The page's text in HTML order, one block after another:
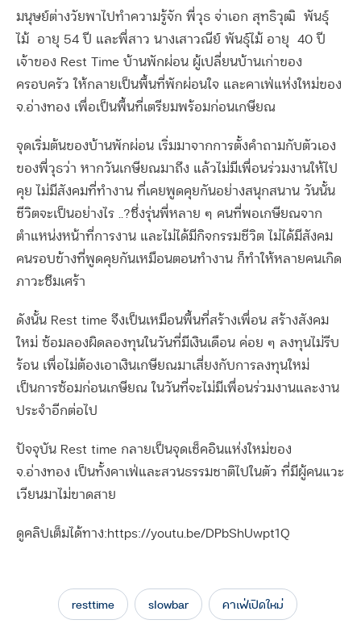
มนุษย์ต่างวัยพาไปทำความรู้จัก พี่วุธ จ่าเอก สุทธิวุฒิ พันธุ์
ไม้ อายุ 54 ปี และพี่สาว นางเสาวณีย์ พันธุ์ไม้ อายุ 40 ปี
เจ้าของ Rest Time บ้านพักผ่อน ผู้เปลี่ยนบ้านเก่าของ
ครอบครัว ให้กลายเป็นพื้นที่พักผ่อนใจ และคาเฟ่แห่งใหม่ของ
จ.อ่างทอง เพื่อเป็นพื้นที่เตรียมพร้อมก่อนเกษียณ
จุดเริ่มต้นของบ้านพักผ่อน เริ่มมาจากการตั้งคำถามกับตัวเอง
ของพี่วุธว่า หากวันเกษียณมาถึง แล้วไม่มีเพื่อนร่วมงานให้ไป
คุย ไม่มีสังคมที่ทำงาน ที่เคยพูดคุยกันอย่างสนุกสนาน วันนั้น
ชีวิตจะเป็นอย่างไร ..?ซึ่งรุ่นพี่หลาย ๆ คนที่พอเกษียณจาก
ตำแหน่งหน้าที่การงาน และไม่ได้มีกิจกรรมชีวิต ไม่ได้มีสังคม
คนรอบข้างที่พูดคุยกันเหมือนตอนทำงาน ก็ทำให้หลายคนเกิด
ภาวะซึมเศร้า
ดังนั้น Rest time จึงเป็นเหมือนพื้นที่สร้างเพื่อน สร้างสังคม
ใหม่ ซ้อมลองผิดลองทุนในวันที่มีเงินเดือน ค่อย ๆ ลงทุนไม่รีบ
ร้อน เพื่อไม่ต้องเอาเงินเกษียณมาเสี่ยงกับการลงทุนใหม่
เป็นการซ้อมก่อนเกษียณ ในวันที่จะไม่มีเพื่อนร่วมงานและงาน
ประจำอีกต่อไป
ปัจจุบัน Rest time กลายเป็นจุดเช็คอินแห่งใหม่ของ
จ.อ่างทอง เป็นทั้งคาเฟ่และสวนธรรมชาติไปในตัว ที่มีผู้คนแวะ
เวียนมาไม่ขาดสาย
ดูคลิปเต็มได้ทาง:https://youtu.be/DPbShUwpt1Q
resttime slowbar คาเฟ่เปิดใหม่